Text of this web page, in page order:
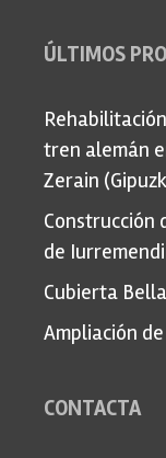
ÚLTIMOS
tren alemán
Zerain
Construcción
de
Cubierta
Ampliación
CONTACTA